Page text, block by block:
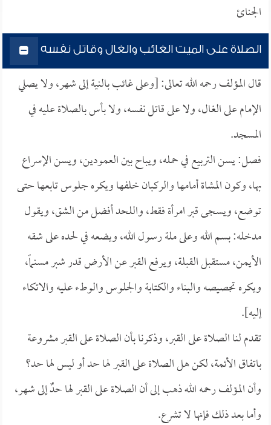
الجنائ
الصلاة على الميت الغائب والغال وقاتل نفسه
قال المؤلف رحمه الله تعالى: [وعلى غائب بالنية إلى شهر، ولا يصلي
الإمام على الغال، ولا على قاتل نفسه، ولا بأس بالصلاة عليه في
المسجد.
فصل: يسن التربيع في حمله، ويباح بين العمودين، ويسن الإسراع
بها، وكون المشاة أمامها والركبان خلفها ويكره جلوس تابعها حتى
توضع، ويسجى قبر امرأة فقط، واللحد أفضل من الشق، ويقول
مدخله: بسم الله وعلى ملة رسول الله، ويضعه في لحده على شقه
الأيمن، مستقبل القبلة، ويرفع القبر عن الأرض قدر شبر مسنماً،
ويكره تجصيصه والبناء والكتابة والجلوس والوطء عليه والاتكاء
إليه].
تقدم لنا الصلاة على القبر، وذكرنا بأن الصلاة على القبر مشروعة
باتفاق الأئمة، لكن هل الصلاة على القبر لها حد أو ليس لها حد؟
وأن المؤلف رحمه الله ذهب إلى أن الصلاة على القبر لها حدٌ إلى شهر،
وأما بعد ذلك فإنها لا تشرع.